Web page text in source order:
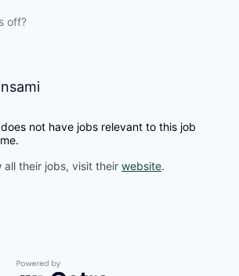
off?
not have jobs relevant to this job
all their jobs, visit their website.
Powered by Getro.com